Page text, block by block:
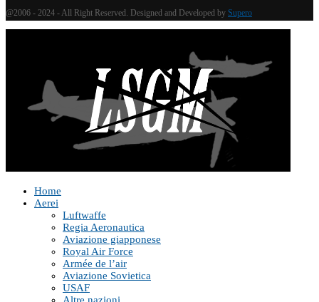
@2006 - 2024 - All Right Reserved. Designed and Developed by Supero
Home
Aerei
Luftwaffe
Regia Aeronautica
Aviazione giapponese
Royal Air Force
Armée de l’air
Aviazione Sovietica
USAF